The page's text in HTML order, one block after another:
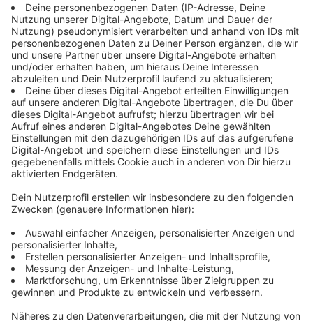
Große Unterschiede zwischen den
Kommunen
Anzeige
Besonders niedrig ist der Frauenanteil in Brüggen und
Kempen. In Brüggen liegt er aktuell bei 22,2 Prozent, in
Kempen bei 20,8 Prozent. Den höchsten Wert im Kreis
Viersen hat Nettetal mit 40,4 Prozent. Auch in
Niederkrüchten ist der Anteil im Vergleich zur
vorherigen Wahlperiode deutlich gestiegen, von 14,3
auf 24,4 Prozent. In anderen Kommunen zeigt sich
dagegen kaum Bewegung oder sogar ein Rückgang,
zum Beispiel in Willich und Kempen.
Anzeige
Frauen in Krefeld oft in bestimmten